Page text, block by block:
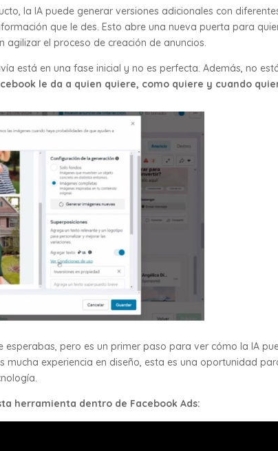
la IA puede generar versiones adicionales con
que le des. Esto abre una nueva puerta para
el proceso de creación de anuncios.
está en una fase inicial y no es perfecta. Además, no
le da a quien quiere, como quiere y cuando
pero es un primer paso para ver cómo la IA
mucha experiencia en diseño, esta es una oportunidad
herramienta dentro de Facebook Ads: